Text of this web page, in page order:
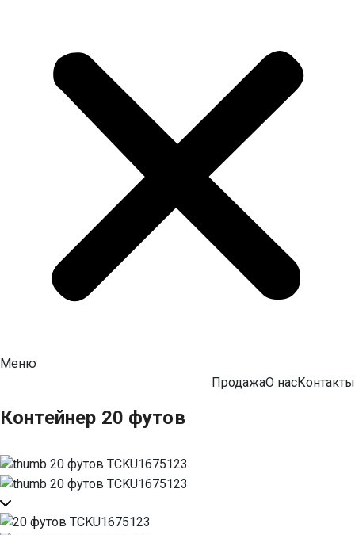
Меню
ПродажаО насКонтакты
Контейнер 20 футов